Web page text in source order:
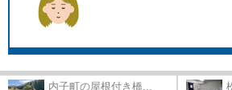
内子町の屋根付き橋...